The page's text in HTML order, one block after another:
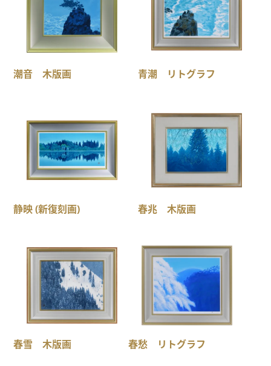
潮音 木版画 青潮 リトグラフ
静映 (新復刻画) 春兆 木版画
春雪 木版画 春愁 リトグラフ